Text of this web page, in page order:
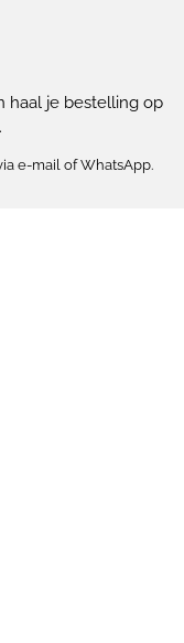
haal je bestelling op
e-mail of WhatsApp.